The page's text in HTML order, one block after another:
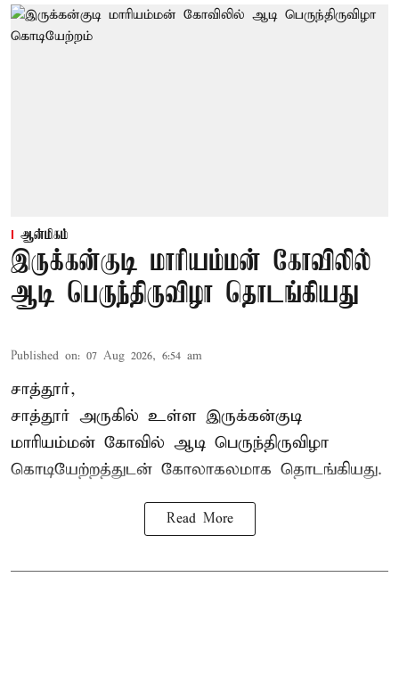
ஆன்மிகம்
இருக்கன்குடி மாரியம்மன் கோவிலில்
ஆடி பெருந்திருவிழா தொடங்கியது
Published on: 07 Aug 2026, 6:54 am
சாத்தூர்,
சாத்தூர் அருகில் உள்ள இருக்கன்குடி
மாரியம்மன் கோவில் ஆடி பெருந்திருவிழா
கொடியேற்றத்துடன் கோலாகலமாக தொடங்கியது.
Read More